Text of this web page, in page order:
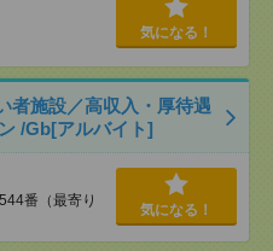
気になる！
者施設／高収入・厚待遇
/Gb[アルバイト]
番（最寄り
気になる！